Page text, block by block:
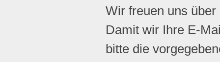
Wir freuen uns
Damit wir Ihre E-
bitte die